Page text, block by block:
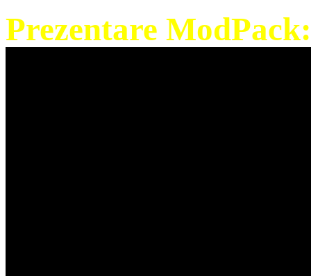
Prezentare ModPack: